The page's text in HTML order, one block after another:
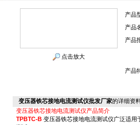
点击放大
产品
产品
产品
产品
变压器铁芯接地电流测试仪批发厂家的详细资
变压器铁芯接地电流测试仪产品简介
TPBTC-B 变压器铁芯接地电流测试仪广泛适